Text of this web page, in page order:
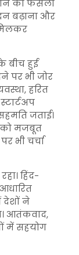
का फैसला
बढ़ाना और
के बीच हुई
पर भी जोर
हरित
जताई।
को मजबूत
भी चर्चा
हिंद-
देशों ने
आतंकवाद,
में सहयोग